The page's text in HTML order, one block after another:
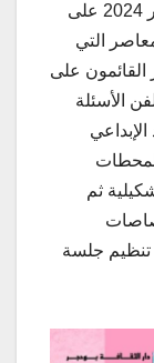
دار الثقافة بوحجر أيام 27، 28 و29 ديسمبر 2024 على
التي
القائمون على
الأسئلة
ثم
تنظيم جلسة